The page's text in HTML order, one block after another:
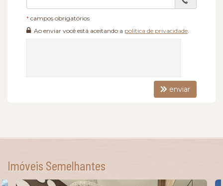
* campos obrigatórios
Ao enviar você está aceitando a política de privacidade.
enviar
Imóveis Semelhantes